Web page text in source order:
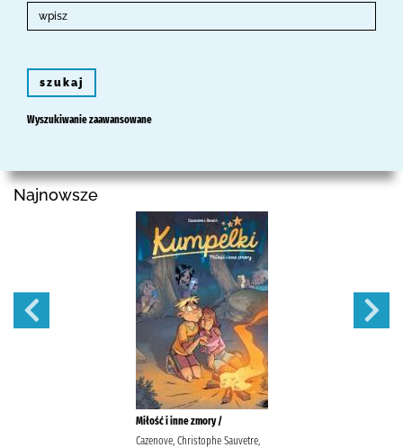
szukaj
Wyszukiwanie zaawansowane
Najnowsze
Miłość i inne zmory /
Cazenove, Christophe Sauvetre,